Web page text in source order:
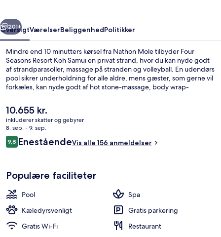
Næste
201+
OversigtVærelserBeliggenhedPolitikker
Mindre end 10 minutters kørsel fra Nathon Mole tilbyder Four
Seasons Resort Koh Samui en privat strand, hvor du kan nyde godt
af strandparasoller, massage på stranden og volleyball. En udendørs
pool sikrer underholdning for alle aldre, mens gæster, som gerne vil
forkæles, kan nyde godt af hot stone-massage, body wrap-
thailandske retter og er åben til morgenmad, frokost og aftensmad.
Andre faciliteter på dette resort med luksusfaciliteter tæller en
gratis børneklub, en strandbar og et døgnåbent motionscenter.
Den
nuværende
pris
er
10.655 kr.
10.655 kr.
inkluderer skatter og gebyrer
8. sep. - 9. sep.
Anmeldelser
9,89,8 ud af 10.
EneståendeVis alle 156 anmeldelser
Populære faciliteter
Pool
Spa
Kæledyrsvenligt
Gratis parkering
Gratis Wi-Fi
Restaurant